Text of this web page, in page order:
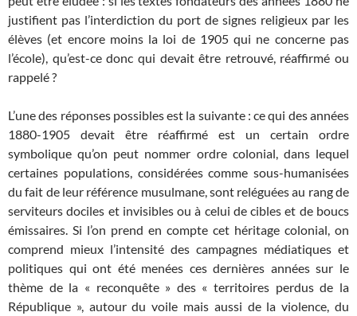
justifient pas l’interdiction du port de signes religieux par les
élèves (et encore moins la loi de 1905 qui ne concerne pas
l’école), qu’est-ce donc qui devait être retrouvé, réaffirmé ou
rappelé ?
L’une des réponses possibles est la suivante : ce qui des années
1880-1905 devait être réaffirmé est un certain ordre
symbolique qu’on peut nommer ordre colonial, dans lequel
certaines populations, considérées comme sous-humanisées
du fait de leur référence musulmane, sont reléguées au rang de
serviteurs dociles et invisibles ou à celui de cibles et de boucs
émissaires. Si l’on prend en compte cet héritage colonial, on
comprend mieux l’intensité des campagnes médiatiques et
politiques qui ont été menées ces dernières années sur le
thème de la « reconquête » des « territoires perdus de la
République », autour du voile mais aussi de la violence, du